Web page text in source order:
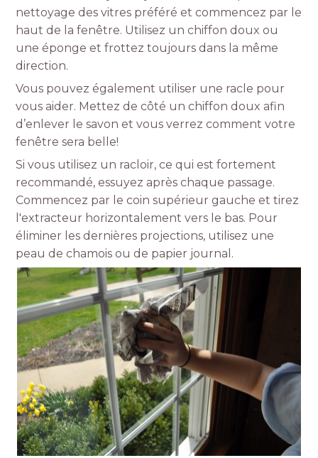
nettoyage des vitres préféré et commencez par le
haut de la fenêtre. Utilisez un chiffon doux ou
une éponge et frottez toujours dans la même
direction.
Vous pouvez également utiliser une racle pour
vous aider. Mettez de côté un chiffon doux afin
d’enlever le savon et vous verrez comment votre
fenêtre sera belle!
Si vous utilisez un racloir, ce qui est fortement
recommandé, essuyez après chaque passage.
Commencez par le coin supérieur gauche et tirez
l'extracteur horizontalement vers le bas. Pour
éliminer les dernières projections, utilisez une
peau de chamois ou de papier journal.